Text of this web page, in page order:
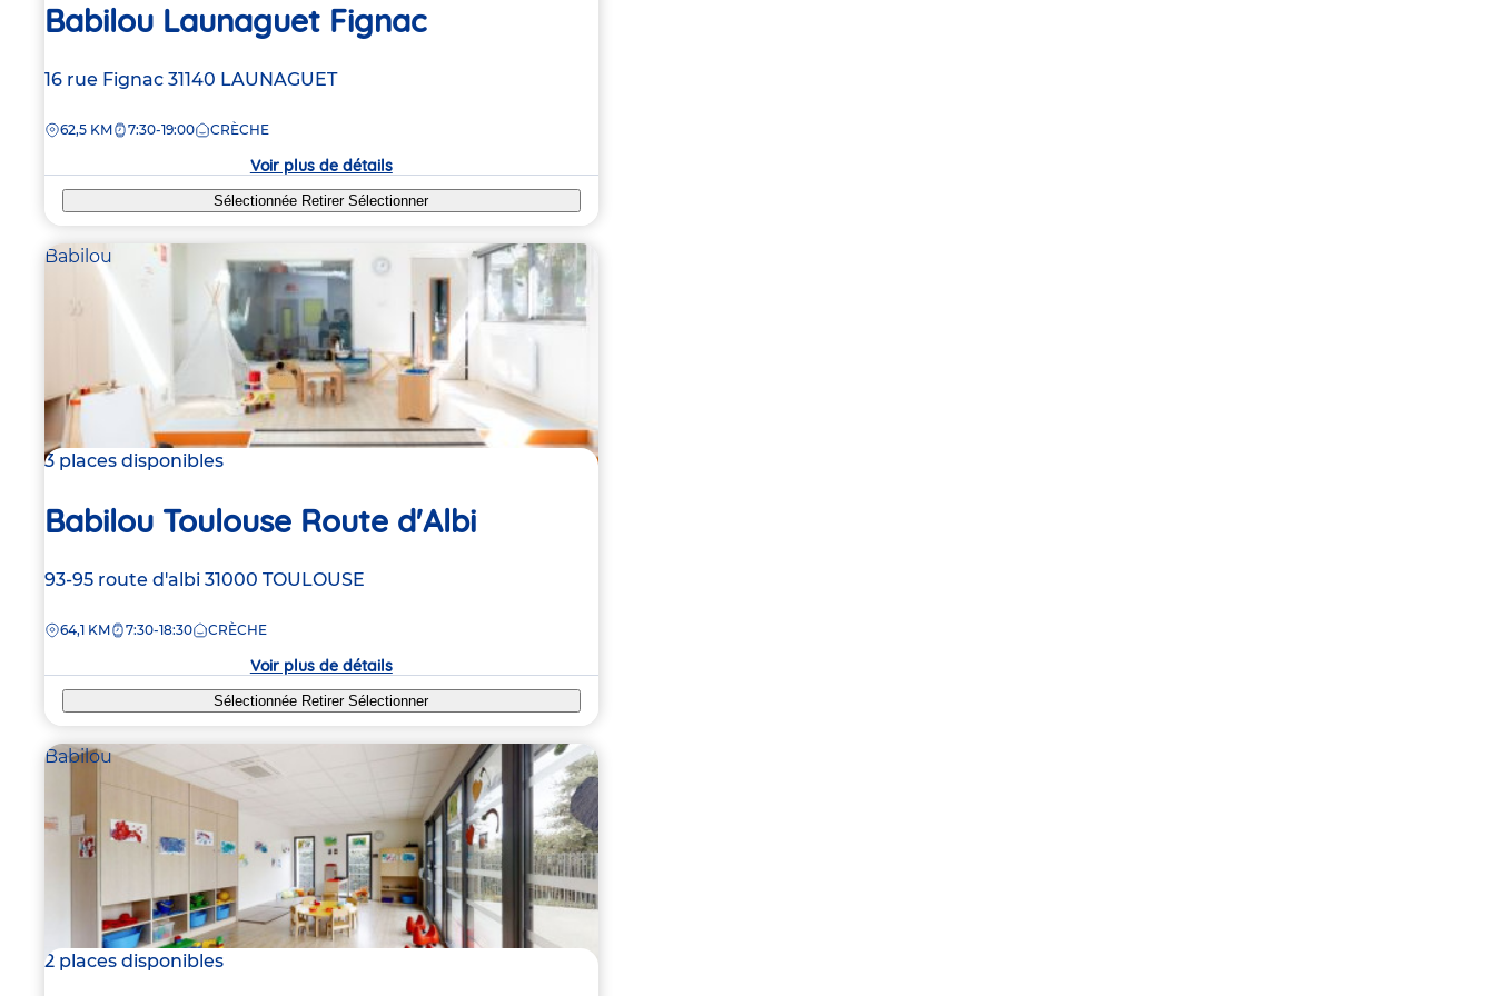
Babilou Launaguet Fignac
Adresse
la
16 rue Fignac 31140 LAUNAGUET
DISTANCE
62,5 KM 7:30-19:00 CRÈCHE
Voir plus de détails
Sélectionnée RetirerSélectionner
Babilou
3 places disponibles
Babilou Toulouse Route d'Albi
Adresse
la
93-95 route d'albi 31000 TOULOUSE
DISTANCE
64,1 KM 7:30-18:30 CRÈCHE
Voir plus de détails
Sélectionnée RetirerSélectionner
Babilou
2 places disponibles